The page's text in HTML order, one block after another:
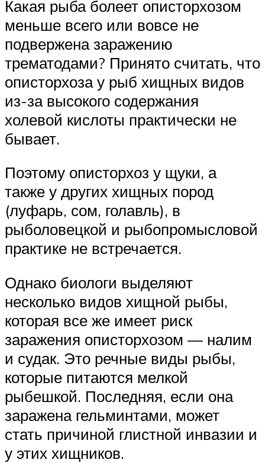
Какая рыба болеет описторхозом
меньше всего или вовсе не
подвержена заражению
трематодами? Принято считать, что
описторхоза у рыб хищных видов
из-за высокого содержания
холевой кислоты практически не
бывает.
Поэтому описторхоз у щуки, а
также у других хищных пород
(луфарь, сом, голавль), в
рыболовецкой и рыбопромысловой
практике не встречается.
Однако биологи выделяют
несколько видов хищной рыбы,
которая все же имеет риск
заражения описторхозом — налим
и судак. Это речные виды рыбы,
которые питаются мелкой
рыбешкой. Последняя, если она
заражена гельминтами, может
стать причиной глистной инвазии и
у этих хищников.